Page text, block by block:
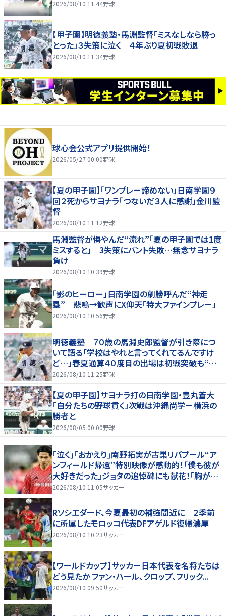
2026/08/10 11:44野球
【甲子園】明徳義塾・馬淵監督「ミスなしなら勝っ
とった」３失策に泣く ４年ぶり夏初戦敗退
2026/08/10 11:34野球
球心会公式アプリ提供開始！
2026/05/27 00:00野球
【夏の甲子園】「ワンプレー諦めない」日南学園９
回２死からサヨナラ「つないだ３人に感謝」金川監
督
2026/08/10 11:12野球
馬淵監督が悔やんだ“流れ”「夏の甲子園では1度
ミスすると」 3失策にバント失敗…無念サヨナラ
負け
2026/08/10 10:39野球
「影のヒーロー」日南学園の劇勝呼んだ“神走
塁” 悲鳴→歓声にX仰天「特大ファインプレー」
2026/08/10 10:56野球
明徳義塾 ７０歳の馬淵史郎監督が引き際につ
いて語る「学校はやれと言ってくれてるんですけ
ど…」春夏通算４０度目の出場は初戦突破も“馬
淵節”炸裂
2026/08/10 11:25野球
【夏の甲子園】サヨナラ打の日南学園・豊丸蒼大
「自分たちの野球貫く」次戦は沖縄尚学－横浜の
勝者と
2026/08/05 00:00野球
｢泣く｣｢おかえり｣南野拓実が古巣リバプール“ア
ンフィールド帰還”特別映像が感動的！｢僕も彼が
大好きだった｣ジョタの追悼碑にも献花！｢胸が熱
くなります…｣
2026/08/10 11:05サッカー
Rソシエダード、今夏最初の補強間近に ２季前
に所属したモロッコ代表DFアゲルド復帰濃厚
2026/08/10 10:23サッカー
【ワールドカップ】サッカー日本代表を名将たちは
どう見たか ファン・ハール、クロップ、フリック...
2026/08/10 09:50サッカー